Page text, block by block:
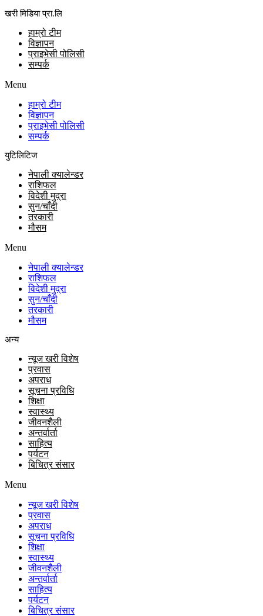
खरी मिडिया प्रा.लि
हाम्रो टीम
विज्ञापन
प्राइभेसी पोलिसी
सम्पर्क
Menu
हाम्रो टीम
विज्ञापन
प्राइभेसी पोलिसी
सम्पर्क
युटिलिटिज
नेपाली क्यालेन्डर
राशिफल
विदेशी मुद्रा
सुन/चाँदी
तरकारी
मौसम
Menu
नेपाली क्यालेन्डर
राशिफल
विदेशी मुद्रा
सुन/चाँदी
तरकारी
मौसम
अन्य
न्यूज खरी विशेष
प्रवास
अपराध
सूचना प्रविधि
शिक्षा
स्वास्थ्य
जीवनशैली
अन्तर्वार्ता
साहित्य
पर्यटन
बिचित्र संसार
Menu
न्यूज खरी विशेष
प्रवास
अपराध
सूचना प्रविधि
शिक्षा
स्वास्थ्य
जीवनशैली
अन्तर्वार्ता
साहित्य
पर्यटन
बिचित्र संसार